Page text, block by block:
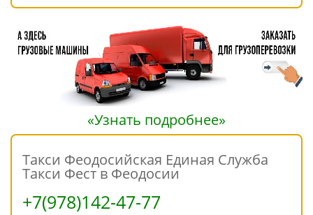
«Узнать подробнее»
Такси Феодосийская Единая Служба
Такси Фест в Феодосии
+7(978)142-47-77